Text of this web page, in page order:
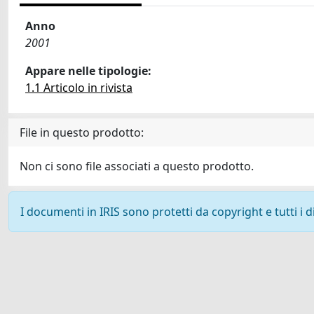
Anno
2001
Appare nelle tipologie:
1.1 Articolo in rivista
File in questo prodotto:
Non ci sono file associati a questo prodotto.
I documenti in IRIS sono protetti da copyright e tutti i